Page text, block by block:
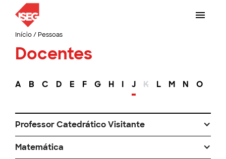
Início/ Pessoas
Docentes
A B C D E F G H I J K L M N O
Professor Catedrático Visitante
Matemática